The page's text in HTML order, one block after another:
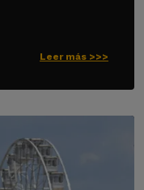
Leer más >>>